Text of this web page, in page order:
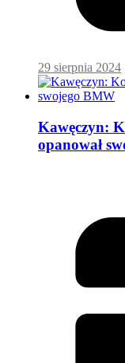
29 sierpnia 2024
Kawęczyn:
opanował